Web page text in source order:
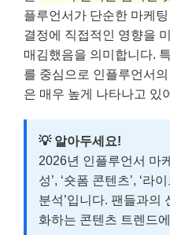
플루언서가 단순한 마케
결정에 직접적인 영향을
매김했음을 의미합니다.
를 중심으로 인플루언서
은 매우 높게 나타나고 있
💡 알아두세요!
2026년 인플루언서 마
성’, ‘숏폼 콘텐츠’, ‘라
분석’입니다. 팬들과의
화하는 콘텐츠 트렌드